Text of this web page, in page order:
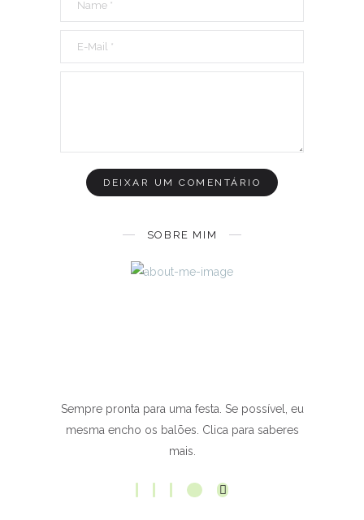
SOBRE MIM
Sempre pronta para uma festa. Se possível, eu
mesma encho os balões. Clica para saberes
mais.